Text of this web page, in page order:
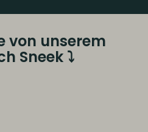
von unserem
Sneek ⤵